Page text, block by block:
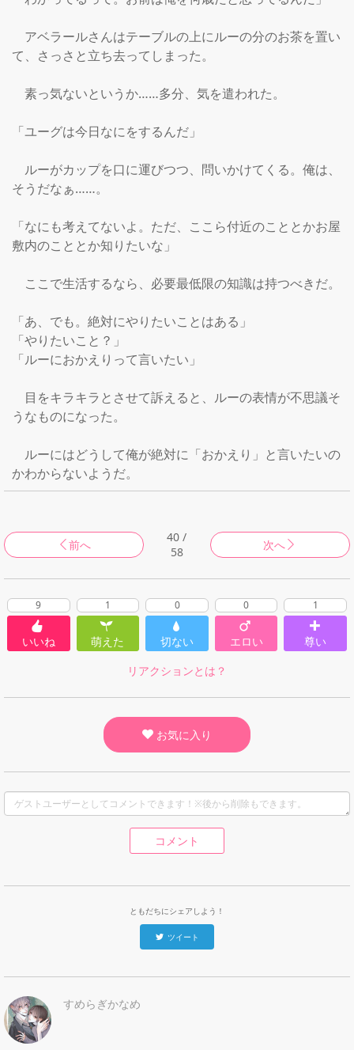
アベラールさんはテーブルの上にルーの分のお茶を置い
て、さっさと立ち去ってしまった。
素っ気ないというか……多分、気を遣われた。
「ユーグは今日なにをするんだ」
ルーがカップを口に運びつつ、問いかけてくる。俺は、
そうだなぁ……。
「なにも考えてないよ。ただ、ここら付近のこととかお屋
敷内のこととか知りたいな」
ここで生活するなら、必要最低限の知識は持つべきだ。
「あ、でも。絶対にやりたいことはある」
「やりたいこと？」
「ルーにおかえりって言いたい」
目をキラキラとさせて訴えると、ルーの表情が不思議そ
うなものになった。
ルーにはどうして俺が絶対に「おかえり」と言いたいの
かわからないようだ。
前へ
40 /
58
次へ
9
いいね
1
萌えた
0
切ない
0
エロい
1
尊い
リアクションとは？
お気に入り
コメント
ともだちにシェアしよう！
ツイート
すめらぎかなめ